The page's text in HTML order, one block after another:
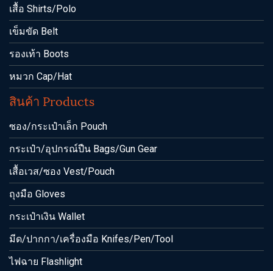
เสื้อ Shirts/Polo
เข็มขัด Belt
รองเท้า Boots
หมวก Cap/Hat
สินค้า Products
ซอง/กระเป๋าเล็ก Pouch
กระเป๋า/อุปกรณ์ปืน Bags/Gun Gear
เสื้อเวส/ซอง Vest/Pouch
ถุงมือ Gloves
กระเป๋าเงิน Wallet
มีด/ปากกา/เครื่องมือ Knifes/Pen/Tool
ไฟฉาย Flashlight